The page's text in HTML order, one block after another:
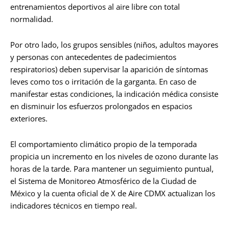
entrenamientos deportivos al aire libre con total
normalidad.
Por otro lado, los grupos sensibles (niños, adultos mayores
y personas con antecedentes de padecimientos
respiratorios) deben supervisar la aparición de síntomas
leves como tos o irritación de la garganta. En caso de
manifestar estas condiciones, la indicación médica consiste
en disminuir los esfuerzos prolongados en espacios
exteriores.
El comportamiento climático propio de la temporada
propicia un incremento en los niveles de ozono durante las
horas de la tarde. Para mantener un seguimiento puntual,
el Sistema de Monitoreo Atmosférico de la Ciudad de
México y la cuenta oficial de X de Aire CDMX actualizan los
indicadores técnicos en tiempo real.